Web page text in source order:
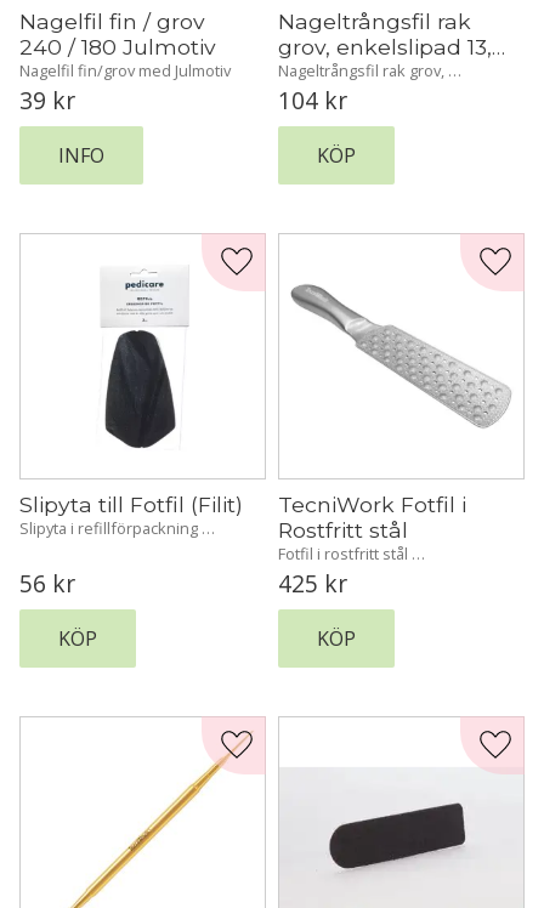
Nagelfil fin / grov
240 / 180 Julmotiv
Nagelfil fin/grov med Julmotiv
39 kr
INFO
Nageltrångsfil rak
grov, enkelslipad 13,5
cm
Nageltrångsfil rak grov,
enkelslipad 13,5 cm
104 kr
KÖP
Slipyta till Fotfil (Filit)
Slipyta i refillförpackning
vardera sida.
56 kr
Lägg till i favoriter
KÖP
TecniWork Fotfil i
Rostfritt stål
Fotfil i rostfritt stål
Professionell slipande fotfil i
mikroperforerat rostfritt stål
med dubbel slipande yta,
konkav och konvex.
425 kr
KÖP
Lägg till i favoriter